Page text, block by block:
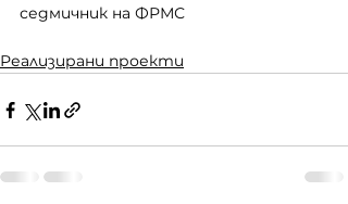
седмичник на ФРМС
Реализирани проекти